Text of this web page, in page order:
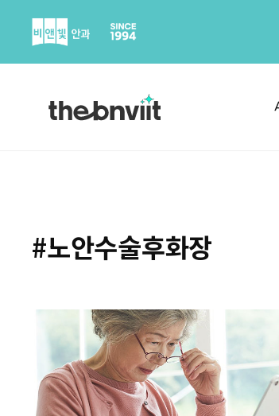
content
#노안수술후화장